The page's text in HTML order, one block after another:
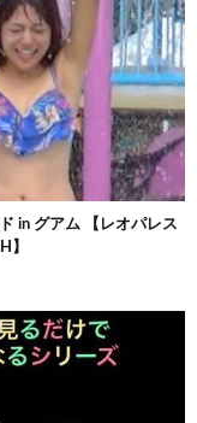
in グアム 【レオパレス
】